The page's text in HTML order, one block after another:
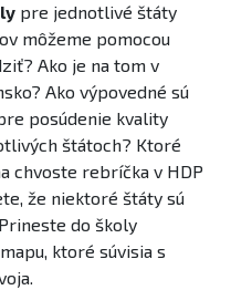
pre jednotlivé štáty
môžeme pomocou
Ako je na tom v
Ako výpovedné sú
posúdenie kvality
štátoch? Ktoré
chvoste rebríčka v HDP
že niektoré štáty sú
do školy
ktoré súvisia s